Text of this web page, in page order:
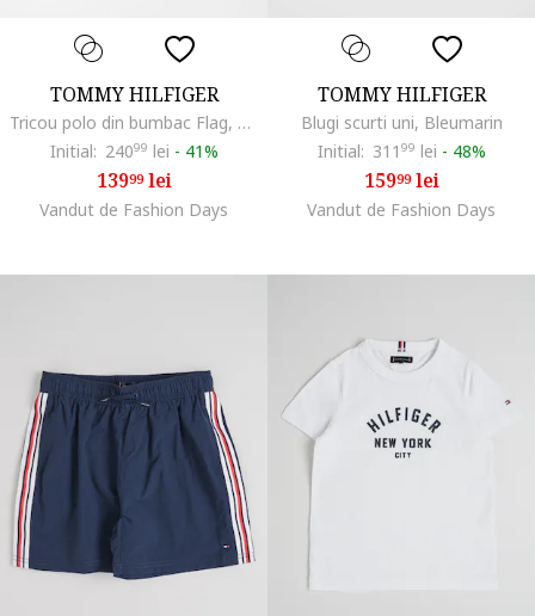
TOMMY HILFIGER
Tricou polo din bumbac Flag, Negru
Initial: 24099 lei - 41%
13999lei
Vandut de Fashion Days
TOMMY HILFIGER
Blugi scurti uni, Bleumarin
Initial: 311 99 lei - 48%
15999lei
Vandut de Fashion Days